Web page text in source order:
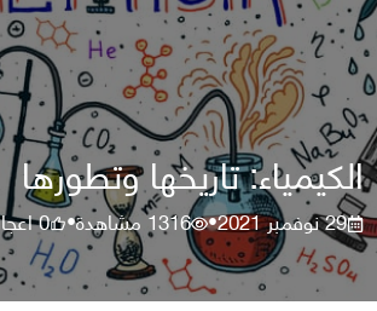
الكيمياء: تاريخها وتطورها
29 نوفمبر 2021 •
1316مشاهدة•
0